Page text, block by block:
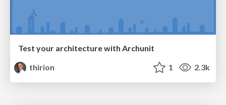
Test your architecture with Archunit
thirion
1 2.3k